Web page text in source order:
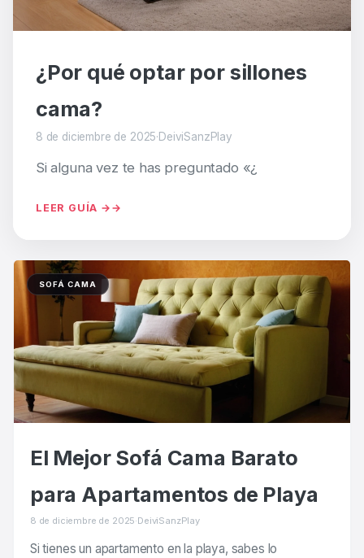
¿Por qué optar por sillones
cama?
8 de diciembre de 2025·DeiviSanzPlay
Si alguna vez te has preguntado «¿
LEER GUÍA →
SOFÁ CAMA
El Mejor Sofá Cama Barato
para Apartamentos de Playa
8 de diciembre de 2025·DeiviSanzPlay
Si tienes un apartamento en la playa, sabes lo